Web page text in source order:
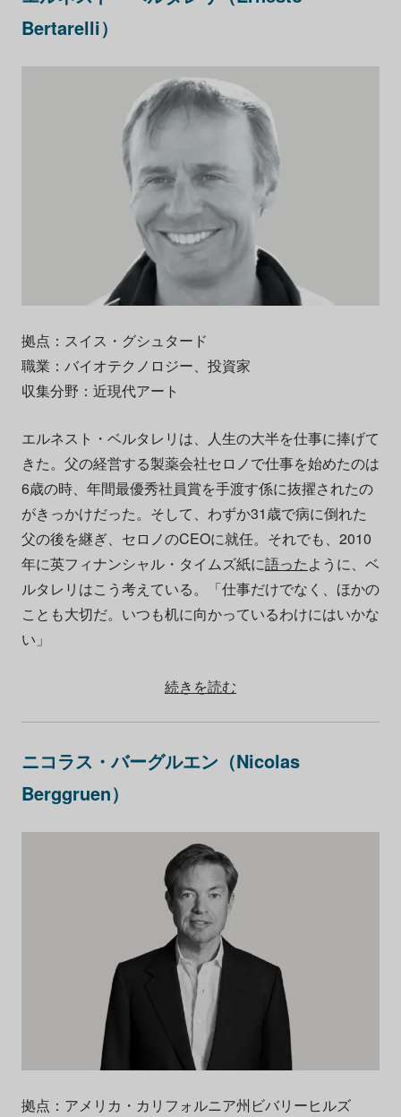
Bertarelli）
拠点：スイス・グシュタード
職業：バイオテクノロジー、投資家
収集分野：近現代アート
エルネスト・ベルタレリは、人生の大半を仕事に捧げて
きた。父の経営する製薬会社セロノで仕事を始めたのは
6歳の時、年間最優秀社員賞を手渡す係に抜擢されたの
がきっかけだった。そして、わずか31歳で病に倒れた
父の後を継ぎ、セロノのCEOに就任。それでも、2010
年に英フィナンシャル・タイムズ紙に語ったように、ベ
ルタレリはこう考えている。「仕事だけでなく、ほかの
ことも大切だ。いつも机に向かっているわけにはいかな
い」
続きを読む
ニコラス・バーグルエン（Nicolas
Berggruen）
拠点：アメリカ・カリフォルニア州ビバリーヒルズ